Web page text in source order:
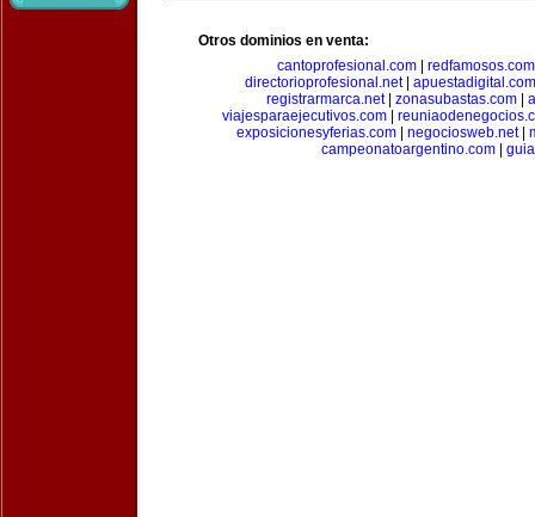
Otros dominios en venta:
cantoprofesional.com
redfamosos.com
directorioprofesional.net| apuestadigital.com
registrarmarca.net| zonasubastas.com|
viajesparaejecutivos.com|
exposicionesyferias.com
negociosweb.net|
campeonatoargentino.com|